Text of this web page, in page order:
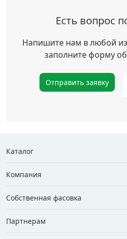
Есть вопрос
Напишите нам в любой
заполните форму
Отправить заявку
Каталог
Компания
Собственная фасовка
Партнерам